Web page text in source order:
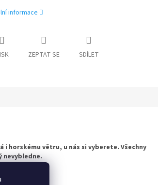
informace
ZEPTAT SE SDÍLET
horskému větru, u nás si vyberete. Všechny
nevybledne.